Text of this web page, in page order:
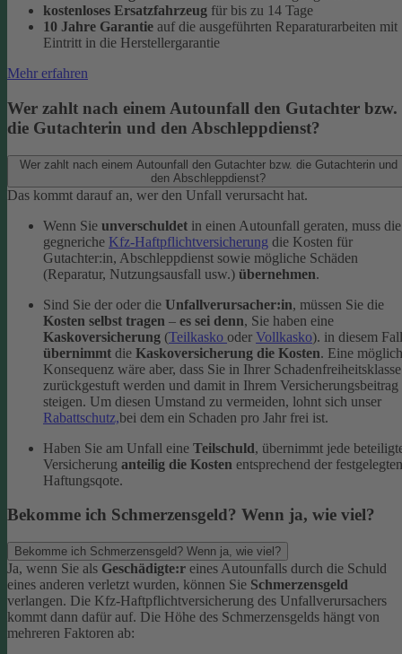
kostenloses Ersatzfahrzeug für bis zu 14 Tage
10 Jahre Garantie auf die ausgeführten Reparaturarbeiten mit
Eintritt in die Herstellergarantie
Mehr erfahren
Wer zahlt nach einem Autounfall den Gutachter bzw.
die Gutachterin und den Abschleppdienst?
Wer zahlt nach einem Autounfall den Gutachter bzw. die Gutachterin und
den Abschleppdienst?
Das kommt darauf an, wer den Unfall verursacht hat.
Wenn Sie unverschuldet in einen Autounfall geraten, muss die
gegneriche Kfz-Haftpflichtversicherung die Kosten für
Gutachter:in, Abschleppdienst sowie mögliche Schäden
(Reparatur, Nutzungsausfall usw.) übernehmen.
Sind Sie der oder die Unfallverursacher:in, müssen Sie die
Kosten selbst tragen – es sei denn, Sie haben eine
Kaskoversicherung (Teilkasko oder Vollkasko). in diesem Fall
übernimmt die Kaskoversicherung die Kosten. Eine
Konsequenz wäre aber, dass Sie in Ihrer Schadenfreiheitsklasse
zurückgestuft werden und damit in Ihrem Versicherungsbeitrag
steigen. Um diesen Umstand zu vermeiden, lohnt sich unser
Rabattschutz,bei dem ein Schaden pro Jahr frei ist.
Haben Sie am Unfall eine Teilschuld, übernimmt jede
Versicherung anteilig die Kosten entsprechend der festgelegten
Haftungsqote.
Bekomme ich Schmerzensgeld? Wenn ja, wie viel?
Bekomme ich Schmerzensgeld? Wenn ja, wie viel?
Ja, wenn Sie als Geschädigte:r eines Autounfalls durch die Schuld
eines anderen verletzt wurden, können Sie Schmerzensgeld
verlangen. Die Kfz-Haftpflichtversicherung des Unfallverursachers
kommt dann dafür auf. Die Höhe des Schmerzensgelds hängt von
mehreren Faktoren ab: